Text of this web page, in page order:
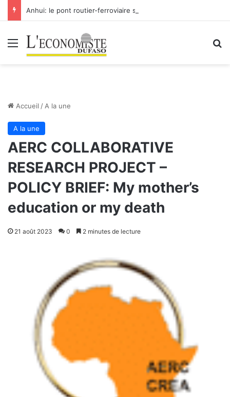
Menu
Accueil / A la une
A la une
AERC COLLABORATIVE
RESEARCH PROJECT –
POLICY BRIEF: My mother’s
education or my death
21 août 2023 0 2 minutes de lecture